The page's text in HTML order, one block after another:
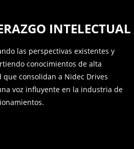
INTELECTUAL
las perspectivas existentes y
conocimientos de alta
que consolidan a Nidec Drives
voz influyente en la industria de